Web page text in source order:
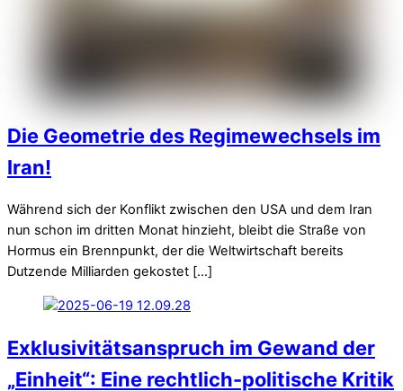
Die Geometrie des Regimewechsels im
Iran!
Während sich der Konflikt zwischen den USA und dem Iran
nun schon im dritten Monat hinzieht, bleibt die Straße von
Hormus ein Brennpunkt, der die Weltwirtschaft bereits
Dutzende Milliarden gekostet […]
Exklusivitätsanspruch im Gewand der
„Einheit“: Eine rechtlich-politische Kritik